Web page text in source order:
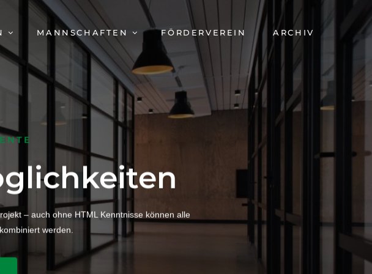
MANNSCHAFTEN FÖRDERVEREIN ARCHIV
– auch ohne HTML Kenntnisse können alle
werden.